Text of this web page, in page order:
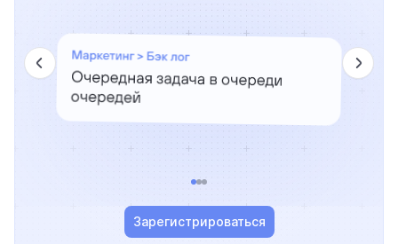
Зарегистрироваться